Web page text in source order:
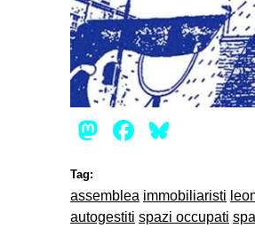
Mastodon
Facebook
Tag:
assemblea immobiliaristi
autogestiti spazi occupati